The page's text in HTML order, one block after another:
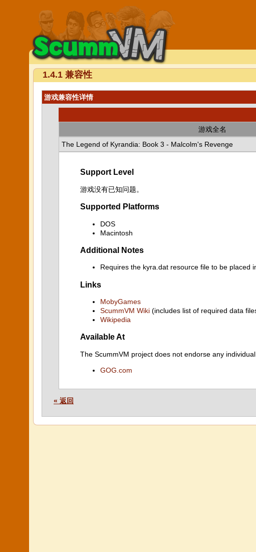
1.4.1 兼容性
游戏兼容性详情
游戏全名
The Legend of Kyrandia: Book 3 - Malcolm's Revenge
Support Level
游戏没有已知问题。
Supported Platforms
DOS
Macintosh
Additional Notes
Requires the kyra.dat resource file to be placed
Links
MobyGames
ScummVM Wiki (includes list of required data
Wikipedia
Available At
The ScummVM project does not endorse any
GOG.com
« 返回